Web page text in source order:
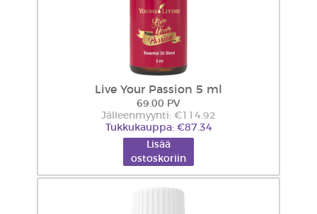
Live Your Passion 5 ml
69.00 PV
Jälleenmyynti: €114.92
Tukkukauppa: €87.34
Lisää
ostoskoriin